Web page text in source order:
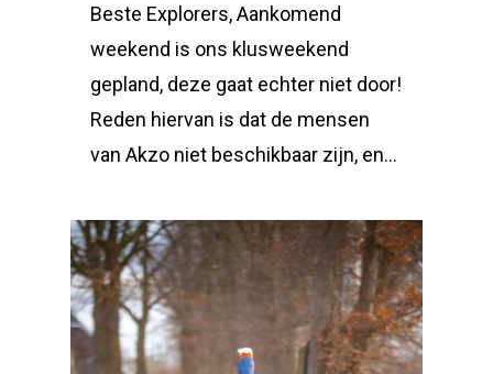
Beste Explorers, Aankomend
weekend is ons klusweekend
gepland, deze gaat echter niet door!
Reden hiervan is dat de mensen
van Akzo niet beschikbaar zijn, en…